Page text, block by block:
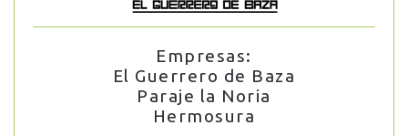
Empresas:
El Guerrero de Baza
Paraje la Noria
Hermosura